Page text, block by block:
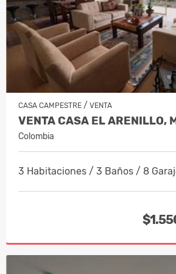
CASA CAMPESTRE / VENTA
Colombia
3 Habitaciones / 3 Baños / 8